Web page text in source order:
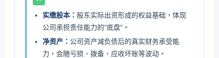
实缴股本： 股东实际出资形成的权益基础，体现
公司承担责任能力的"底盘"。
净资产： 公司资产减负债后的真实财务承受能
力，会随亏损、拨备、应收坏账等波动。